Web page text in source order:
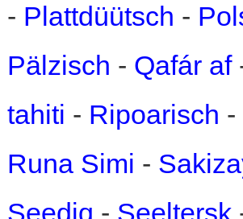
- Plattdüütsch -
Pälzisch - Qafár af
tahiti - Ripoarisch -
Runa Simi -
Seediq - Seeltersk